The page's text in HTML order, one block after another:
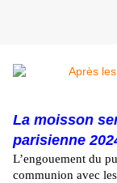
La moisson
parisienne
L’engouement du
communion avec